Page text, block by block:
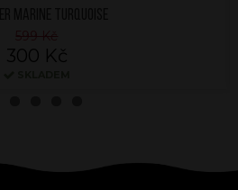
300 Kč